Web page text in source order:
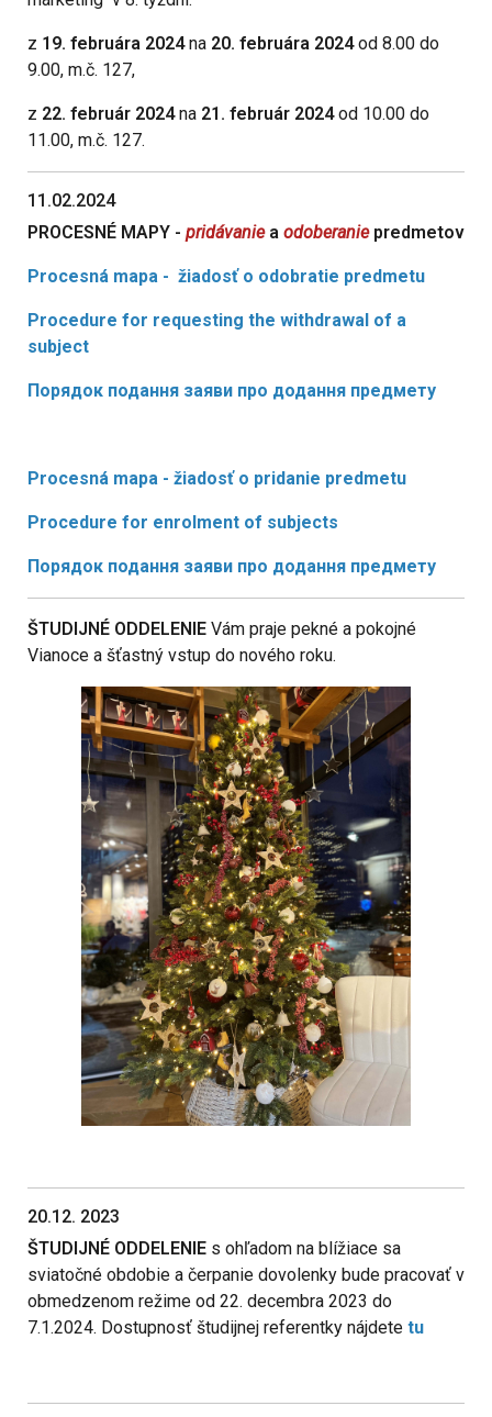
z 19. februára 2024na 20. februára 2024od 8.00 do
9.00, m.č. 127,
z 22. február 2024na 21. február 2024od 10.00 do
11.00, m.č. 127.
11.02.2024
PROCESNÉ MAPY - pridávaniea odoberanie predmetov
Procesná mapa - žiadosť o odobratie predmetu
Procedure for requesting the withdrawal of a
subject
Порядок подання заяви про додання предмету
Procesná mapa - žiadosť o pridanie predmetu
Procedure for enrolment of subjects
Порядок подання заяви про додання предмету
ŠTUDIJNÉ ODDELENIE Vám praje pekné a pokojné
Vianoce a šťastný vstup do nového roku.
20.12. 2023
ŠTUDIJNÉ ODDELENIE s ohľadom na blížiace sa
sviatočné obdobie a čerpanie dovolenky bude pracovať v
obmedzenom režime od 22. decembra 2023 do
7.1.2024. Dostupnosť študijnej referentky nájdete tu